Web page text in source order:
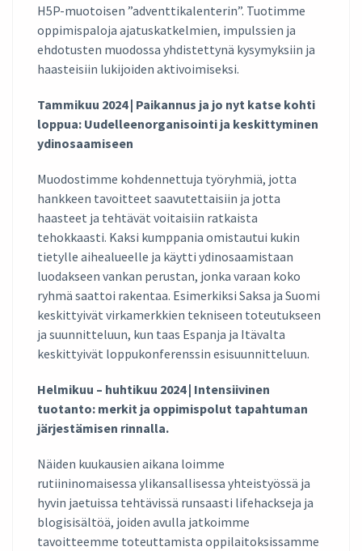
H5P-muotoisen ”adventtikalenterin”. Tuotimme
oppimispaloja ajatuskatkelmien, impulssien ja
ehdotusten muodossa yhdistettynä kysymyksiin ja
haasteisiin lukijoiden aktivoimiseksi.
Tammikuu 2024 | Paikannus ja jo nyt katse kohti
loppua: Uudelleenorganisointi ja keskittyminen
ydinosaamiseen
Muodostimme kohdennettuja työryhmiä, jotta
hankkeen tavoitteet saavutettaisiin ja jotta
haasteet ja tehtävät voitaisiin ratkaista
tehokkaasti. Kaksi kumppania omistautui kukin
tietylle aihealueelle ja käytti ydinosaamistaan
luodakseen vankan perustan, jonka varaan koko
ryhmä saattoi rakentaa. Esimerkiksi Saksa ja Suomi
keskittyivät virkamerkkien tekniseen toteutukseen
ja suunnitteluun, kun taas Espanja ja Itävalta
keskittyivät loppukonferenssin esisuunnitteluun.
Helmikuu – huhtikuu 2024 | Intensiivinen
tuotanto: merkit ja oppimispolut tapahtuman
järjestämisen rinnalla.
Näiden kuukausien aikana loimme
rutiininomaisessa ylikansallisessa yhteistyössä ja
hyvin jaetuissa tehtävissä runsaasti lifehackseja ja
blogisisältöä, joiden avulla jatkoimme
tavoitteemme toteuttamista oppilaitoksissamme